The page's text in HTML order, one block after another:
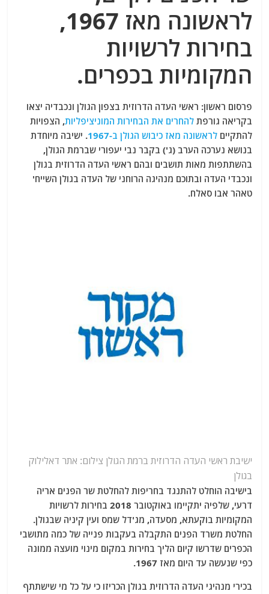
k
לראשונה מאז 1967,
בחירות לרשויות
המקומיות בכפרים.
פרסום ראשון: ראשי העדה הדרוזית בצפון הגולן ונכבדיה יצאו
בקריאה גורפתלהחרים את הבחירות המוניציפליות, הצפויות
להתקייםלראשונה מאז כיבוש הגולן ב-1967
. ישיבה מיוחדת
בנושא נערכה הערב (ג') בקבר נבי יעפורי שברמת הגולן,
בהשתתפות מאות תושבים ובהם ראשי העדה הדרוזית בגולן
ונכבדי העדה ובתוכם מנהיגה הרוחני של העדה בגולן השייח'
טאהר אבו סאלח.
ישיבת ראשי העדה הדרוזית ברמת הגולן צילום: אתר דאלילוק
בגולן
בישיבה הוחלט להתנגד בחריפות להחלטת שר הפנים אריה
דרעי, שלפיה יתקיימו באוקטובר 2018 בחירות לרשויות
המקומיות בוקעתא, מסעדה, מג'דל שמס ועין קיניה שבגולן.
החלטת משרד הפנים התקבלה בעקבות פנייה של כמה מתושבי
הכפרים שדרשו קיום הליך בחירות במקום מינוי מועצה ממונה
כפי שנעשה עד היום מאז 1967.
בכירי מנהיגי העדה הדרוזית בגולן הכריזו כי על כל מי שישתתף